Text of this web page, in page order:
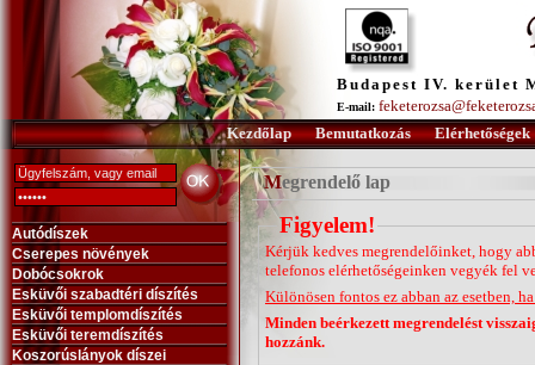
Budapest IV. kerület
E-mail:
Kezdőlap
Bemutatkozás Elérhetőségek
Autódíszek
Cserepes növények
Dobócsokrok
Esküvői szabadtéri díszítés
Esküvői templomdíszítés
Esküvői teremdíszítés
Koszorúslányok díszei
Megrendelő lap
Figyelem!
Kérjük kedves megrendelőinket, hogy
telefonos elérhetőségeinken vegyék fel
Különösen fontos ez abban az esetben,
Minden beérkezett megrendelést
hozzánk.